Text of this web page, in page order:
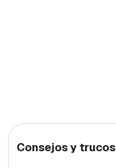
Consejos y trucos